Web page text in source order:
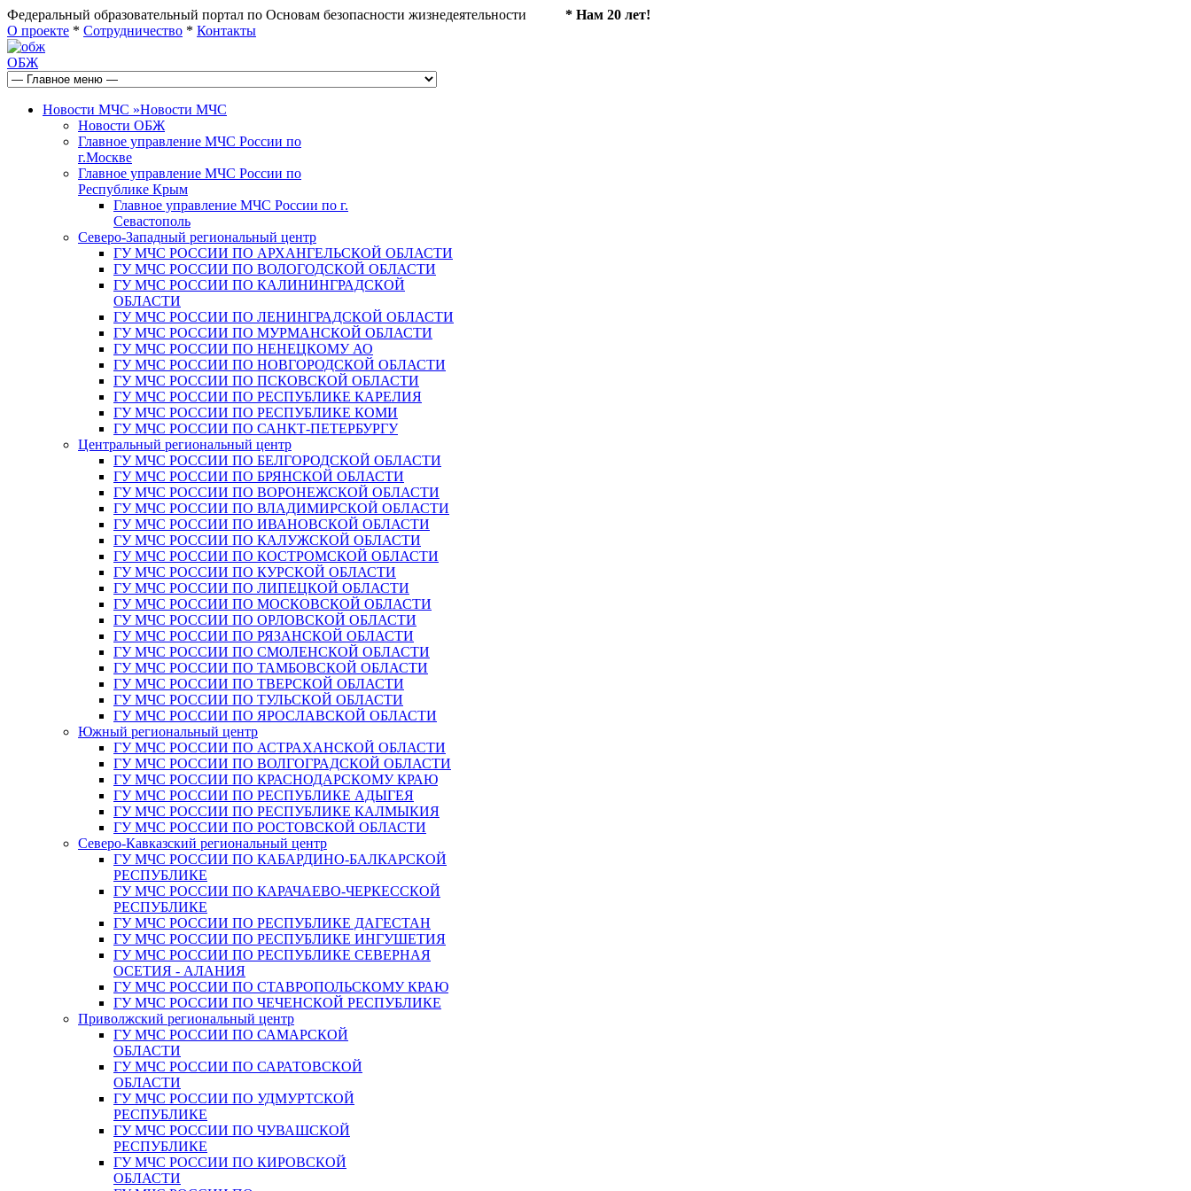
Федеральный образовательный портал по Основам безопасности жизнедеятельности * Нам 20 лет!
О проекте * Сотрудничество * Контакты
ОБЖ
Новости МЧС »Новости МЧС
Новости ОБЖ
Главное управление МЧС России по
г.Москве
Главное управление МЧС России по
Республике Крым
Главное управление МЧС России по г.
Севастополь
Северо-Западный региональный центр
ГУ МЧС РОССИИ ПО АРХАНГЕЛЬСКОЙ ОБЛАСТИ
ГУ МЧС РОССИИ ПО ВОЛОГОДСКОЙ ОБЛАСТИ
ГУ МЧС РОССИИ ПО КАЛИНИНГРАДСКОЙ
ОБЛАСТИ
ГУ МЧС РОССИИ ПО ЛЕНИНГРАДСКОЙ ОБЛАСТИ
ГУ МЧС РОССИИ ПО МУРМАНСКОЙ ОБЛАСТИ
ГУ МЧС РОССИИ ПО НЕНЕЦКОМУ АО
ГУ МЧС РОССИИ ПО НОВГОРОДСКОЙ ОБЛАСТИ
ГУ МЧС РОССИИ ПО ПСКОВСКОЙ ОБЛАСТИ
ГУ МЧС РОССИИ ПО РЕСПУБЛИКЕ КАРЕЛИЯ
ГУ МЧС РОССИИ ПО РЕСПУБЛИКЕ КОМИ
ГУ МЧС РОССИИ ПО САНКТ-ПЕТЕРБУРГУ
Центральный региональный центр
ГУ МЧС РОССИИ ПО БЕЛГОРОДСКОЙ ОБЛАСТИ
ГУ МЧС РОССИИ ПО БРЯНСКОЙ ОБЛАСТИ
ГУ МЧС РОССИИ ПО ВОРОНЕЖСКОЙ ОБЛАСТИ
ГУ МЧС РОССИИ ПО ВЛАДИМИРСКОЙ ОБЛАСТИ
ГУ МЧС РОССИИ ПО ИВАНОВСКОЙ ОБЛАСТИ
ГУ МЧС РОССИИ ПО КАЛУЖСКОЙ ОБЛАСТИ
ГУ МЧС РОССИИ ПО КОСТРОМСКОЙ ОБЛАСТИ
ГУ МЧС РОССИИ ПО КУРСКОЙ ОБЛАСТИ
ГУ МЧС РОССИИ ПО ЛИПЕЦКОЙ ОБЛАСТИ
ГУ МЧС РОССИИ ПО МОСКОВСКОЙ ОБЛАСТИ
ГУ МЧС РОССИИ ПО ОРЛОВСКОЙ ОБЛАСТИ
ГУ МЧС РОССИИ ПО РЯЗАНСКОЙ ОБЛАСТИ
ГУ МЧС РОССИИ ПО СМОЛЕНСКОЙ ОБЛАСТИ
ГУ МЧС РОССИИ ПО ТАМБОВСКОЙ ОБЛАСТИ
ГУ МЧС РОССИИ ПО ТВЕРСКОЙ ОБЛАСТИ
ГУ МЧС РОССИИ ПО ТУЛЬСКОЙ ОБЛАСТИ
ГУ МЧС РОССИИ ПО ЯРОСЛАВСКОЙ ОБЛАСТИ
Южный региональный центр
ГУ МЧС РОССИИ ПО АСТРАХАНСКОЙ ОБЛАСТИ
ГУ МЧС РОССИИ ПО ВОЛГОГРАДСКОЙ ОБЛАСТИ
ГУ МЧС РОССИИ ПО КРАСНОДАРСКОМУ КРАЮ
ГУ МЧС РОССИИ ПО РЕСПУБЛИКЕ АДЫГЕЯ
ГУ МЧС РОССИИ ПО РЕСПУБЛИКЕ КАЛМЫКИЯ
ГУ МЧС РОССИИ ПО РОСТОВСКОЙ ОБЛАСТИ
Северо-Кавказский региональный центр
ГУ МЧС РОССИИ ПО КАБАРДИНО-БАЛКАРСКОЙ
РЕСПУБЛИКЕ
ГУ МЧС РОССИИ ПО КАРАЧАЕВО-ЧЕРКЕССКОЙ
РЕСПУБЛИКЕ
ГУ МЧС РОССИИ ПО РЕСПУБЛИКЕ ДАГЕСТАН
ГУ МЧС РОССИИ ПО РЕСПУБЛИКЕ ИНГУШЕТИЯ
ГУ МЧС РОССИИ ПО РЕСПУБЛИКЕ СЕВЕРНАЯ
ОСЕТИЯ - АЛАНИЯ
ГУ МЧС РОССИИ ПО СТАВРОПОЛЬСКОМУ КРАЮ
ГУ МЧС РОССИИ ПО ЧЕЧЕНСКОЙ РЕСПУБЛИКЕ
Приволжский региональный центр
ГУ МЧС РОССИИ ПО САМАРСКОЙ
ОБЛАСТИ
ГУ МЧС РОССИИ ПО САРАТОВСКОЙ
ОБЛАСТИ
ГУ МЧС РОССИИ ПО УДМУРТСКОЙ
РЕСПУБЛИКЕ
ГУ МЧС РОССИИ ПО ЧУВАШСКОЙ
РЕСПУБЛИКЕ
ГУ МЧС РОССИИ ПО КИРОВСКОЙ
ОБЛАСТИ